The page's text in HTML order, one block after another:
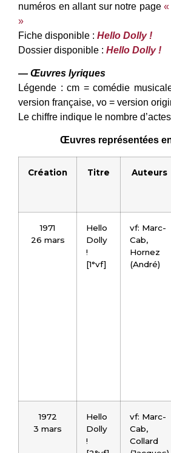
numéros en allant sur notre page «
»
Fiche disponible : Hello Dolly !
Dossier disponible : Hello Dolly !
— Œuvres lyriques
Légende : cm = comédie
version française, vo = version
Le chiffre indique le nombre
Œuvres représentées
Création Titre Auteurs
1971
26 mars
Hello
Dolly
!
[1°vf]
vf: Marc-
Cab,
Hornez
(André)
1972
3 mars
Hello
Dolly
!
vf: Marc-
Cab,
Collard